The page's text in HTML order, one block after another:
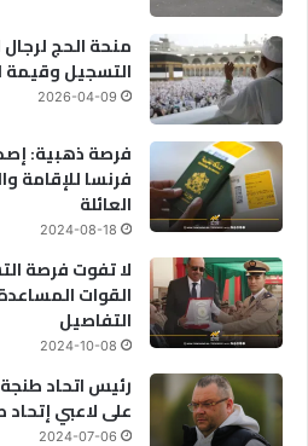
التسجيل وقيمة
2026-04-09
فرصة ذهبية:
فرنسا للإقامة
العائلة
2024-08-18
لا تفوت فرصة
التفاصيل
2024-10-08
رئيس اتحاد
على لاعبي إتحاد
2024-07-06